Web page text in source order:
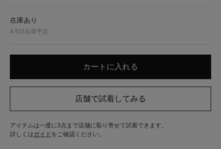
在庫あり
4-5日出荷予定
アイテムは一度に3点まで店舗に取り寄せて試着できます。
詳しくはガイド をご確認ください。